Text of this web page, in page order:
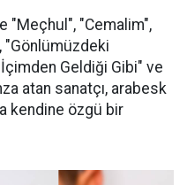
"Meçhul", "Cemalim",
"Gönlümüzdeki
Geldiği Gibi" ve
atan sanatçı, arabesk
kendine özgü bir